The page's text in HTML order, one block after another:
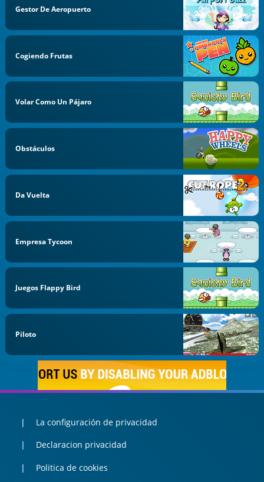
Gestor De Aeropuerto
Cogiendo Frutas
Volar Como Un Pájaro
Obstáculos
Da Vuelta
Empresa Tycoon
Juegos Flappy Bird
Piloto
La configuración de privacidad
Declaracion privacidad
Politica de cookies